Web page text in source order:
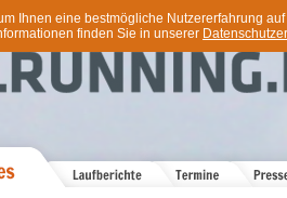
Ihnen eine bestmögliche Nutzererfahrung
finden Sie in unserer